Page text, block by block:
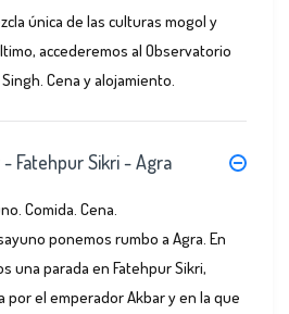
única de las culturas mogol y
accederemos al Observatorio
Cena y alojamiento.
Fatehpur Sikri - Agra
Comida. Cena.
ponemos rumbo a Agra. En
una parada en Fatehpur Sikri,
por el emperador Akbar y en la que